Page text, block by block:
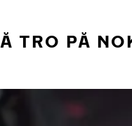
TRO PÅ